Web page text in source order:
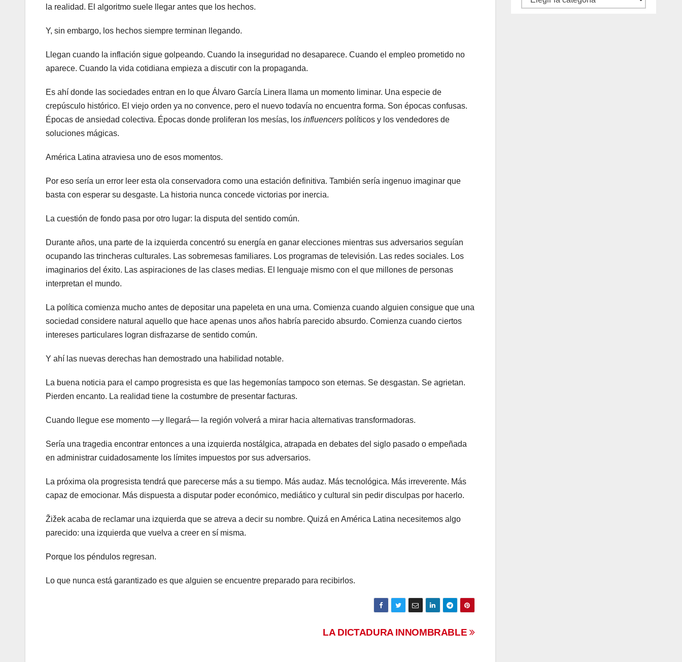
la realidad. El algoritmo suele llegar antes que los hechos.
Y, sin embargo, los hechos siempre terminan llegando.
Llegan cuando la inflación sigue golpeando. Cuando la inseguridad no desaparece. Cuando el empleo prometido no
aparece. Cuando la vida cotidiana empieza a discutir con la propaganda.
Es ahí donde las sociedades entran en lo que Álvaro García Linera llama un momento liminar. Una especie de
crepúsculo histórico. El viejo orden ya no convence, pero el nuevo todavía no encuentra forma. Son épocas confusas.
Épocas de ansiedad colectiva. Épocas donde proliferan los mesías, los influencers políticos y los vendedores de
soluciones mágicas.
América Latina atraviesa uno de esos momentos.
Por eso sería un error leer esta ola conservadora como una estación definitiva. También sería ingenuo imaginar que
basta con esperar su desgaste. La historia nunca concede victorias por inercia.
La cuestión de fondo pasa por otro lugar: la disputa del sentido común.
Durante años, una parte de la izquierda concentró su energía en ganar elecciones mientras sus adversarios seguían
ocupando las trincheras culturales. Las sobremesas familiares. Los programas de televisión. Las redes sociales. Los
imaginarios del éxito. Las aspiraciones de las clases medias. El lenguaje mismo con el que millones de personas
interpretan el mundo.
La política comienza mucho antes de depositar una papeleta en una urna. Comienza cuando alguien consigue que una
sociedad considere natural aquello que hace apenas unos años habría parecido absurdo. Comienza cuando ciertos
intereses particulares logran disfrazarse de sentido común.
Y ahí las nuevas derechas han demostrado una habilidad notable.
La buena noticia para el campo progresista es que las hegemonías tampoco son eternas. Se desgastan. Se agrietan.
Pierden encanto. La realidad tiene la costumbre de presentar facturas.
Cuando llegue ese momento —y llegará— la región volverá a mirar hacia alternativas transformadoras.
Sería una tragedia encontrar entonces a una izquierda nostálgica, atrapada en debates del siglo pasado o empeñada
en administrar cuidadosamente los límites impuestos por sus adversarios.
La próxima ola progresista tendrá que parecerse más a su tiempo. Más audaz. Más tecnológica. Más irreverente. Más
capaz de emocionar. Más dispuesta a disputar poder económico, mediático y cultural sin pedir disculpas por hacerlo.
Žižek acaba de reclamar una izquierda que se atreva a decir su nombre. Quizá en América Latina necesitemos algo
parecido: una izquierda que vuelva a creer en sí misma.
Porque los péndulos regresan.
Lo que nunca está garantizado es que alguien se encuentre preparado para recibirlos.
LA DICTADURA INNOMBRABLE